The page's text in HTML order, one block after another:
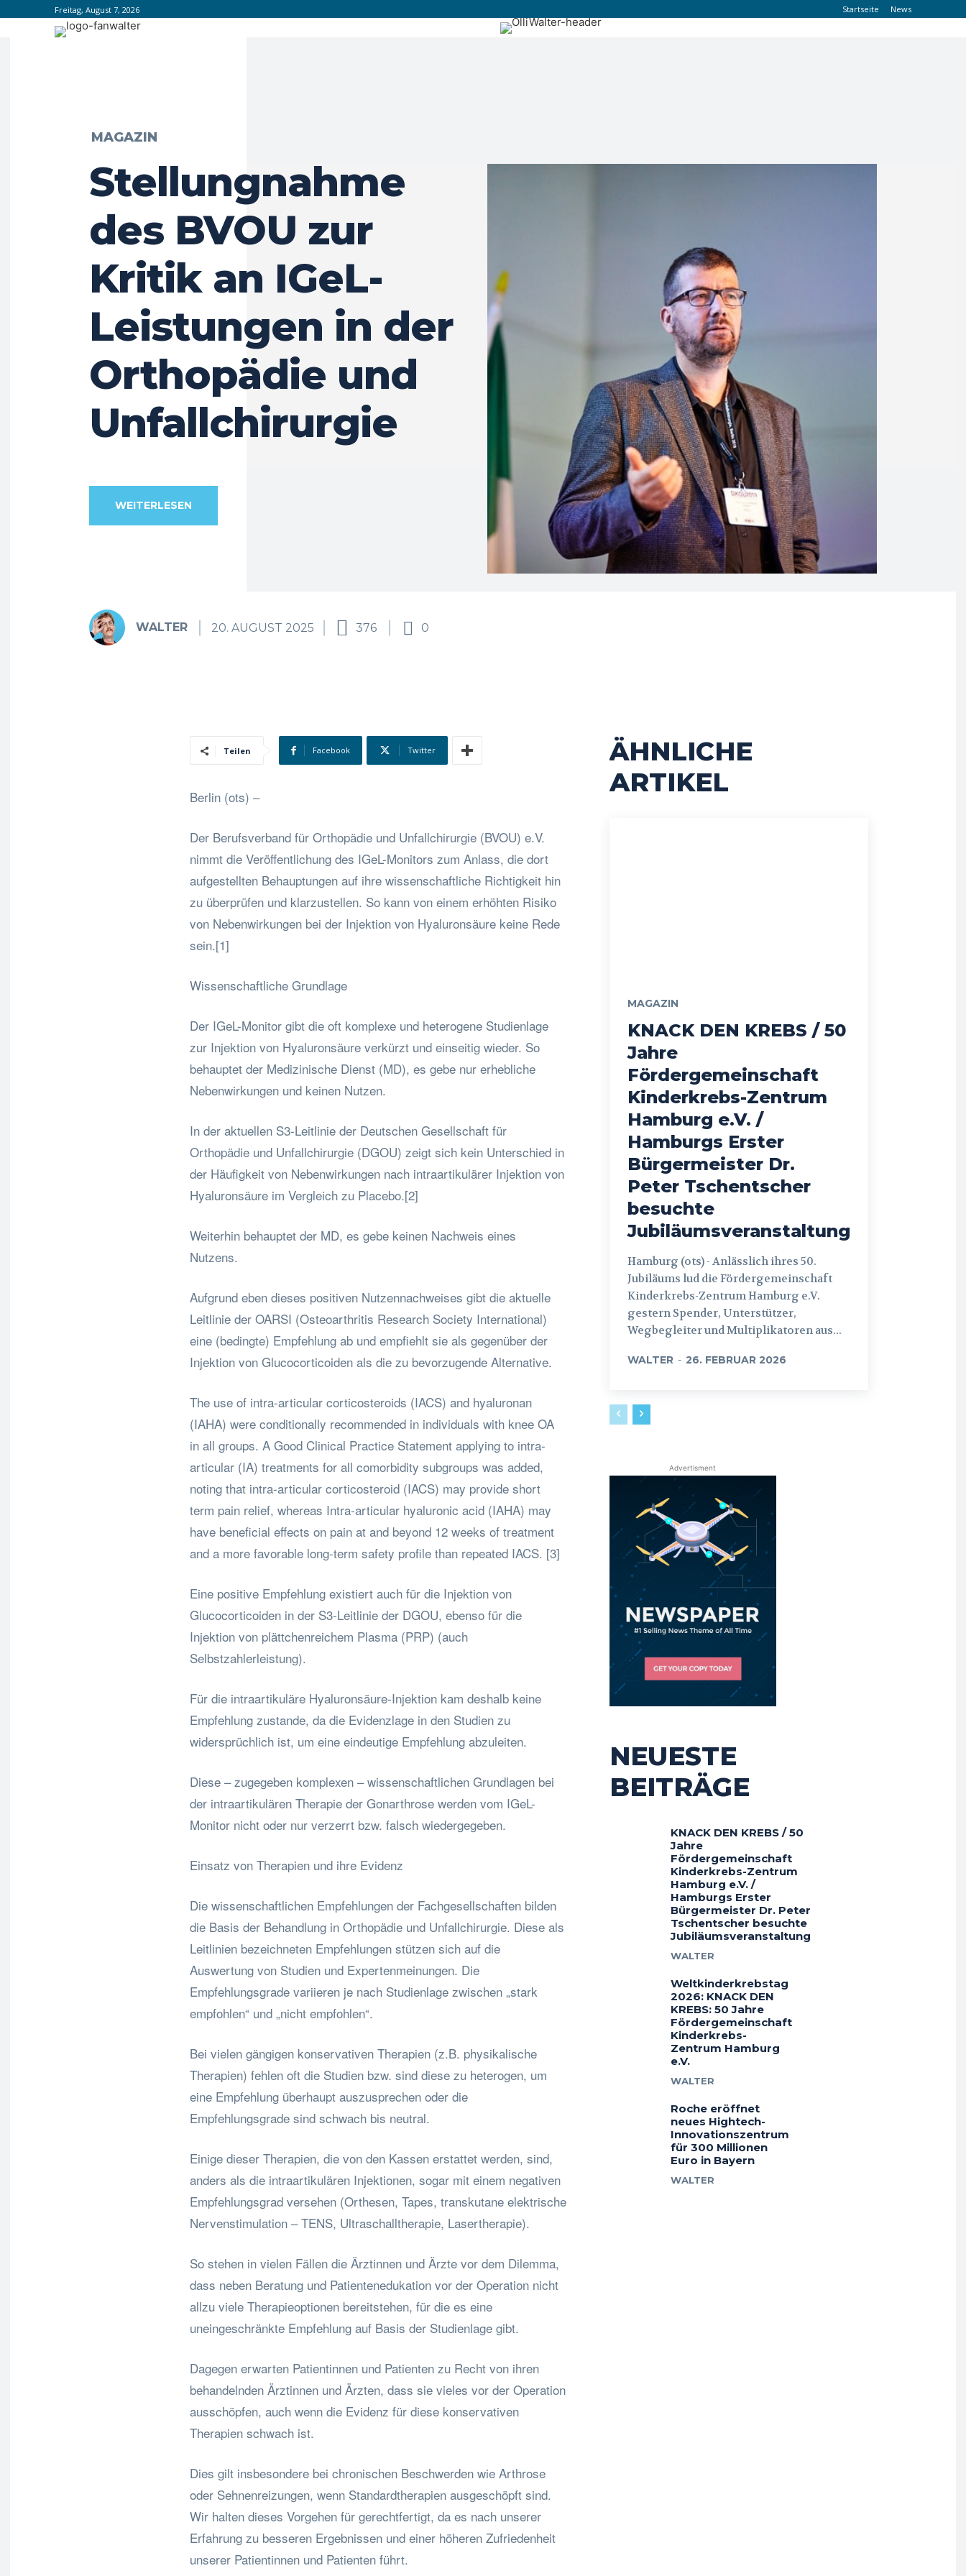
Freitag, August 7, 2026 Startseite News
MAGAZIN
Stellungnahme
des BVOU zur
Kritik an IGeL-
Leistungen in der
Orthopädie und
Unfallchirurgie
WEITERLESEN
WALTER 20. AUGUST 2025 376 0
Teilen Facebook Twitter
Berlin (ots) –
Der Berufsverband für Orthopädie und Unfallchirurgie (BVOU) e.V.
nimmt die Veröffentlichung des IGeL-Monitors zum Anlass, die dort
aufgestellten Behauptungen auf ihre wissenschaftliche Richtigkeit hin
zu überprüfen und klarzustellen. So kann von einem erhöhten Risiko
von Nebenwirkungen bei der Injektion von Hyaluronsäure keine Rede
sein.[1]
Wissenschaftliche Grundlage
Der IGeL-Monitor gibt die oft komplexe und heterogene Studienlage
zur Injektion von Hyaluronsäure verkürzt und einseitig wieder. So
behauptet der Medizinische Dienst (MD), es gebe nur erhebliche
Nebenwirkungen und keinen Nutzen.
In der aktuellen S3-Leitlinie der Deutschen Gesellschaft für
Orthopädie und Unfallchirurgie (DGOU) zeigt sich kein Unterschied in
der Häufigkeit von Nebenwirkungen nach intraartikulärer Injektion von
Hyaluronsäure im Vergleich zu Placebo.[2]
Weiterhin behauptet der MD, es gebe keinen Nachweis eines
Nutzens.
Aufgrund eben dieses positiven Nutzennachweises gibt die aktuelle
Leitlinie der OARSI (Osteoarthritis Research Society International)
eine (bedingte) Empfehlung ab und empfiehlt sie als gegenüber der
Injektion von Glucocorticoiden als die zu bevorzugende Alternative.
The use of intra-articular corticosteroids (IACS) and hyaluronan
(IAHA) were conditionally recommended in individuals with knee OA
in all groups. A Good Clinical Practice Statement applying to intra-
articular (IA) treatments for all comorbidity subgroups was added,
noting that intra-articular corticosteroid (IACS) may provide short
term pain relief, whereas Intra-articular hyaluronic acid (IAHA) may
have beneficial effects on pain at and beyond 12 weeks of treatment
and a more favorable long-term safety profile than repeated IACS. [3]
Eine positive Empfehlung existiert auch für die Injektion von
Glucocorticoiden in der S3-Leitlinie der DGOU, ebenso für die
Injektion von plättchenreichem Plasma (PRP) (auch
Selbstzahlerleistung).
Für die intraartikuläre Hyaluronsäure-Injektion kam deshalb keine
Empfehlung zustande, da die Evidenzlage in den Studien zu
widersprüchlich ist, um eine eindeutige Empfehlung abzuleiten.
Diese – zugegeben komplexen – wissenschaftlichen Grundlagen bei
der intraartikulären Therapie der Gonarthrose werden vom IGeL-
Monitor nicht oder nur verzerrt bzw. falsch wiedergegeben.
Einsatz von Therapien und ihre Evidenz
Die wissenschaftlichen Empfehlungen der Fachgesellschaften bilden
die Basis der Behandlung in Orthopädie und Unfallchirurgie. Diese als
Leitlinien bezeichneten Empfehlungen stützen sich auf die
Auswertung von Studien und Expertenmeinungen. Die
Empfehlungsgrade variieren je nach Studienlage zwischen „stark
empfohlen“ und „nicht empfohlen“.
Bei vielen gängigen konservativen Therapien (z.B. physikalische
Therapien) fehlen oft die Studien bzw. sind diese zu heterogen, um
eine Empfehlung überhaupt auszusprechen oder die
Empfehlungsgrade sind schwach bis neutral.
Einige dieser Therapien, die von den Kassen erstattet werden, sind,
anders als die intraartikulären Injektionen, sogar mit einem negativen
Empfehlungsgrad versehen (Orthesen, Tapes, transkutane elektrische
Nervenstimulation – TENS, Ultraschalltherapie, Lasertherapie).
So stehen in vielen Fällen die Ärztinnen und Ärzte vor dem Dilemma,
dass neben Beratung und Patientenedukation vor der Operation nicht
allzu viele Therapieoptionen bereitstehen, für die es eine
uneingeschränkte Empfehlung auf Basis der Studienlage gibt.
Dagegen erwarten Patientinnen und Patienten zu Recht von ihren
behandelnden Ärztinnen und Ärzten, dass sie vieles vor der Operation
ausschöpfen, auch wenn die Evidenz für diese konservativen
Therapien schwach ist.
Dies gilt insbesondere bei chronischen Beschwerden wie Arthrose
oder Sehnenreizungen, wenn Standardtherapien ausgeschöpft sind.
Wir halten dieses Vorgehen für gerechtfertigt, da es nach unserer
Erfahrung zu besseren Ergebnissen und einer höheren Zufriedenheit
unserer Patientinnen und Patienten führt.
ÄHNLICHE
ARTIKEL
MAGAZIN
KNACK DEN KREBS / 50
Jahre
Fördergemeinschaft
Kinderkrebs-Zentrum
Hamburg e.V. /
Hamburgs Erster
Bürgermeister Dr.
Peter Tschentscher
besuchte
Jubiläumsveranstaltung
Hamburg (ots) - Anlässlich ihres 50.
Jubiläums lud die Fördergemeinschaft
Kinderkrebs-Zentrum Hamburg e.V.
gestern Spender, Unterstützer,
Wegbegleiter und Multiplikatoren aus...
WALTER - 26. FEBRUAR 2026
Advertisment
NEUESTE
BEITRÄGE
KNACK DEN KREBS / 50
Jahre
Fördergemeinschaft
Kinderkrebs-Zentrum
Hamburg e.V. /
Hamburgs Erster
Bürgermeister Dr. Peter
Tschentscher besuchte
Jubiläumsveranstaltung
WALTER
Weltkinderkrebstag
2026: KNACK DEN
KREBS: 50 Jahre
Fördergemeinschaft
Kinderkrebs-
Zentrum Hamburg
e.V.
WALTER
Roche eröffnet
neues Hightech-
Innovationszentrum
für 300 Millionen
Euro in Bayern
WALTER